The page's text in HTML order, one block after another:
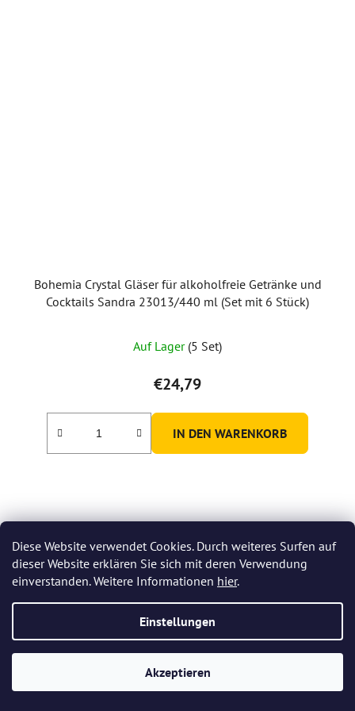
Diese Website verwendet Cookies. Durch weiteres Surfen auf
dieser Website erklären Sie sich mit deren Verwendung
einverstanden. Weitere Informationen hier.
Einstellungen
Akzeptieren
Bohemia Crystal Gläser für alkoholfreie Getränke und
Cocktails Sandra 23013/440 ml (Set mit 6 Stück)
Auf Lager (5 Set)
€24,79
IN DEN WARENKORB